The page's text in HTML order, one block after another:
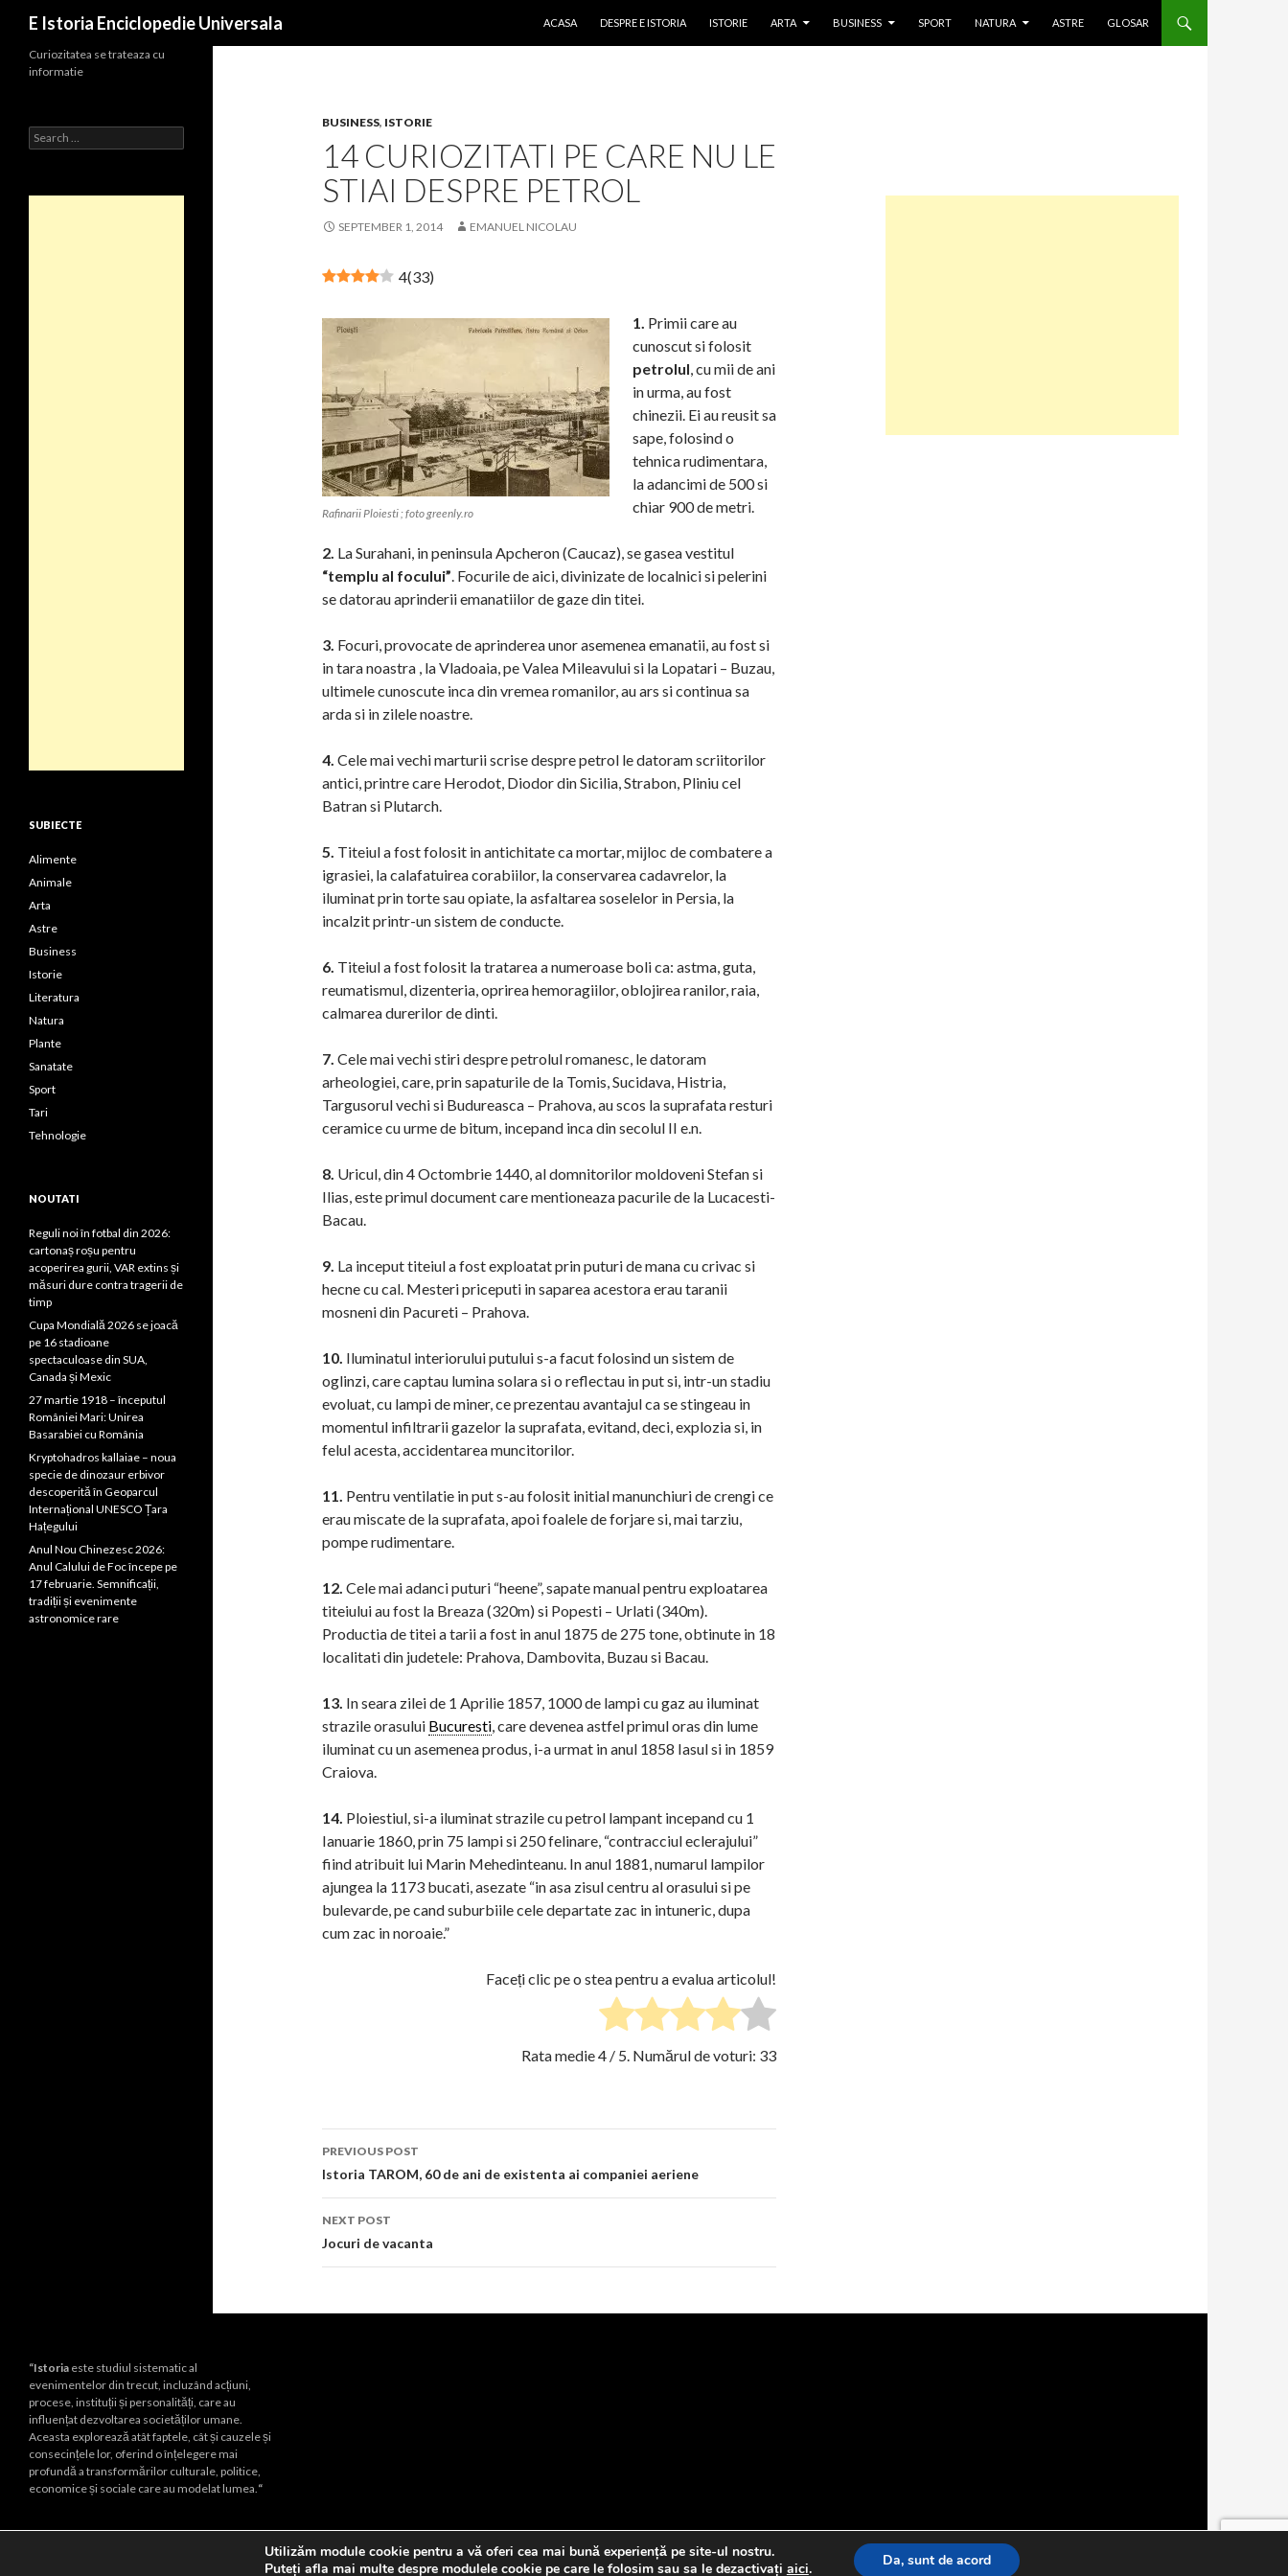
E Istoria Enciclopedie Universala
ACASA
DESPRE E ISTORIA ISTORIE ARTA BUSINESS SPORT NATURA ASTRE GLOSAR
BUSINESS, ISTORIE
14 CURIOZITATI PE CARE NU LE
STIAI DESPRE PETROL
SEPTEMBER 1, 2014 EMANUEL NICOLAU
4(33)
Rafinarii Ploiesti ; foto greenly.ro
1. Primii care au
cunoscut si folosit
petrolul, cu mii de ani
in urma, au fost
chinezii. Ei au reusit sa
sape, folosind o
tehnica rudimentara,
la adancimi de 500 si
chiar 900 de metri.
2. La Surahani, in peninsula Apcheron (Caucaz), se gasea vestitul
“templu al focului”. Focurile de aici, divinizate de localnici si pelerini
se datorau aprinderii emanatiilor de gaze din titei.
3. Focuri, provocate de aprinderea unor asemenea emanatii, au fost si
in tara noastra , la Vladoaia, pe Valea Mileavului si la Lopatari – Buzau,
ultimele cunoscute inca din vremea romanilor, au ars si continua sa
arda si in zilele noastre.
4. Cele mai vechi marturii scrise despre petrol le datoram scriitorilor
antici, printre care Herodot, Diodor din Sicilia, Strabon, Pliniu cel
Batran si Plutarch.
5. Titeiul a fost folosit in antichitate ca mortar, mijloc de combatere a
igrasiei, la calafatuirea corabiilor, la conservarea cadavrelor, la
iluminat prin torte sau opiate, la asfaltarea soselelor in Persia, la
incalzit printr-un sistem de conducte.
6. Titeiul a fost folosit la tratarea a numeroase boli ca: astma, guta,
reumatismul, dizenteria, oprirea hemoragiilor, oblojirea ranilor, raia,
calmarea durerilor de dinti.
7. Cele mai vechi stiri despre petrolul romanesc, le datoram
arheologiei, care, prin sapaturile de la Tomis, Sucidava, Histria,
Targusorul vechi si Budureasca – Prahova, au scos la suprafata resturi
ceramice cu urme de bitum, incepand inca din secolul II e.n.
8. Uricul, din 4 Octombrie 1440, al domnitorilor moldoveni Stefan si
Ilias, este primul document care mentioneaza pacurile de la Lucacesti-
Bacau.
9. La inceput titeiul a fost exploatat prin puturi de mana cu crivac si
hecne cu cal. Mesteri priceputi in saparea acestora erau taranii
mosneni din Pacureti – Prahova.
10. Iluminatul interiorului putului s-a facut folosind un sistem de
oglinzi, care captau lumina solara si o reflectau in put si, intr-un stadiu
evoluat, cu lampi de miner, ce prezentau avantajul ca se stingeau in
momentul infiltrarii gazelor la suprafata, evitand, deci, explozia si, in
felul acesta, accidentarea muncitorilor.
11. Pentru ventilatie in put s-au folosit initial manunchiuri de crengi ce
erau miscate de la suprafata, apoi foalele de forjare si, mai tarziu,
pompe rudimentare.
12. Cele mai adanci puturi “heene”, sapate manual pentru exploatarea
titeiului au fost la Breaza (320m) si Popesti – Urlati (340m).
Productia de titei a tarii a fost in anul 1875 de 275 tone, obtinute in 18
localitati din judetele: Prahova, Dambovita, Buzau si Bacau.
13. In seara zilei de 1 Aprilie 1857, 1000 de lampi cu gaz au iluminat
strazile orasului Bucuresti, care devenea astfel primul oras din lume
iluminat cu un asemenea produs, i-a urmat in anul 1858 Iasul si in 1859
Craiova.
14. Ploiestiul, si-a iluminat strazile cu petrol lampant incepand cu 1
Ianuarie 1860, prin 75 lampi si 250 felinare, “contracciul eclerajului”
fiind atribuit lui Marin Mehedinteanu. In anul 1881, numarul lampilor
ajungea la 1173 bucati, asezate “in asa zisul centru al orasului si pe
bulevarde, pe cand suburbiile cele departate zac in intuneric, dupa
cum zac in noroaie.”
Faceți clic pe o stea pentru a evalua articolul!
Rata medie4 / 5. Numărul de voturi: 33
Post
navigation
PREVIOUS POST
Istoria TAROM, 60 de ani de existenta ai companiei aeriene
NEXT POST
Jocuri de vacanta
Curiozitatea se trateaza cu
informatie
Search
for:
SUBIECTE
Alimente
Animale
Arta
Astre
Business
Istorie
Literatura
Natura
Plante
Sanatate
Sport
Tari
Tehnologie
NOUTATI
Reguli noi în fotbal din 2026:
cartonaș roșu pentru
acoperirea gurii, VAR extins și
măsuri dure contra tragerii de
timp
Cupa Mondială 2026 se joacă
pe 16 stadioane
spectaculoase din SUA,
Canada și Mexic
27 martie 1918 – începutul
României Mari: Unirea
Basarabiei cu România
Kryptohadros kallaiae – noua
specie de dinozaur erbivor
descoperită în Geoparcul
Internațional UNESCO Țara
Hațegului
Anul Nou Chinezesc 2026:
Anul Calului de Foc începe pe
17 februarie. Semnificații,
tradiții și evenimente
astronomice rare
“Istoria este studiul sistematic al
evenimentelor din trecut, incluzând acțiuni,
procese, instituții și personalități, care au
influențat dezvoltarea societăților umane.
Aceasta explorează atât faptele, cât și cauzele și
consecințele lor, oferind o înțelegere mai
profundă a transformărilor culturale, politice,
economice și sociale care au modelat lumea. “
Utilizăm module cookie pentru a vă oferi cea mai bună experiență pe site-ul nostru.
Puteți afla mai multe despre modulele cookie pe care le folosim sau sa le dezactivați aici. Da, sunt de acord